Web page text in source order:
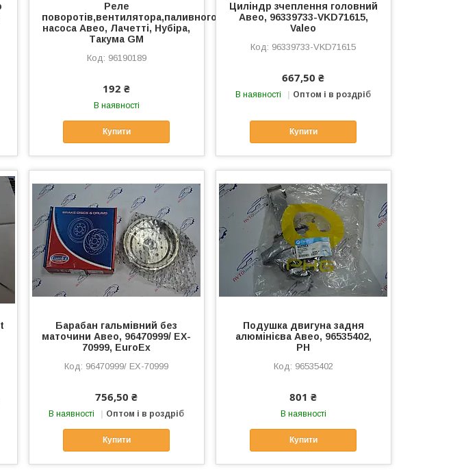
Реле
поворотів,вентилятора,паливного
насоса Авео, Лачетті, Нубіра,
Такума GM
96190189
192 ₴
В наявності
Купити
Циліндр зчеплення головний
Авео, 96339733-VKD71615,
Valeo
96339733-VKD71615
667,50 ₴
В наявності Оптом і в роздріб
Купити
Барабан гальмівний без
маточини Авео, 96470999/ EX-
70999, EuroEx
96470999/ EX-70999
756,50 ₴
В наявності Оптом і в роздріб
Купити
Подушка двигуна задня
алюмінієва Авео, 96535402,
PH
96535402
801 ₴
В наявності
Купити